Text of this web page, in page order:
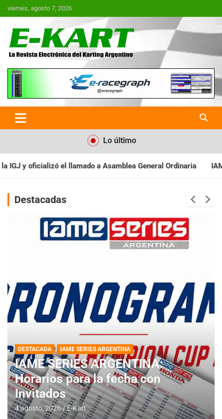
Saltar
al
viernes, agosto 7, 2026
E-Kart.com.ar | La Revista
Electrónica del Karting en
Argentina
Lo último
General Ordinaria IAME SERIES ARGENTINA:
Destacadas
DESTACADA IAME SERIES ARGENTINA
IAME SERIES ARGENTINA:
Horarios para la fecha con
Invitados
4 agosto, 2026 E-Kart